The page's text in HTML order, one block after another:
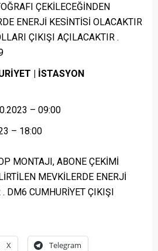
ÇEKİLECEĞİNDEN
ENERJİ KESİNTİSİ OLACAKTIR
ÇIKIŞI AÇILACAKTIR .
| İSTASYON
– 09:00
– 18:00
MONTAJI, ABONE ÇEKİMİ
MEVKİLERDE ENERJİ
DM6 CUMHURİYET ÇIKIŞI
X Telegram